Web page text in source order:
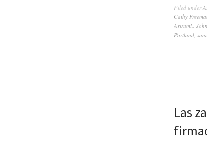
Filed under
Cathy
Arizumi.,
Portland,
Las